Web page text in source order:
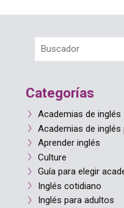
Categorías
Academias de inglés
Academias de inglés
Aprender inglés
Culture
Guía para elegir
Inglés cotidiano
Inglés para adultos